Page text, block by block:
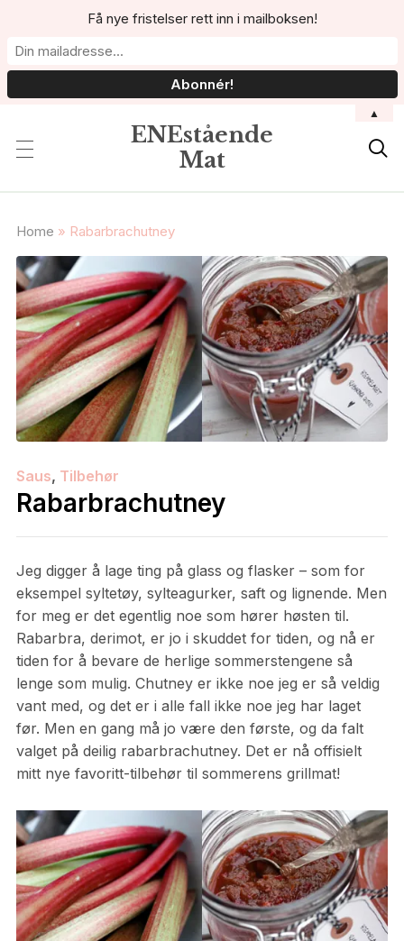
ENEstående
Mat

Home » Rabarbrachutney
Saus, Tilbehør
Rabarbrachutney
Jeg digger å lage ting på glass og flasker – som for
eksempel syltetøy, sylteagurker, saft og lignende. Men
for meg er det egentlig noe som hører høsten til.
Rabarbra, derimot, er jo i skuddet for tiden, og nå er
tiden for å bevare de herlige sommerstengene så
lenge som mulig. Chutney er ikke noe jeg er så veldig
vant med, og det er i alle fall ikke noe jeg har laget
før. Men en gang må jo være den første, og da falt
valget på deilig rabarbrachutney. Det er nå offisielt
mitt nye favoritt-tilbehør til sommerens grillmat!
Få nye fristelser rett inn i mailboksen!
▲